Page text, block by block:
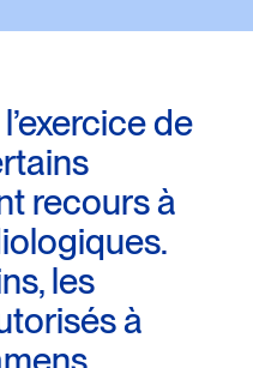
de
recours à
les
à